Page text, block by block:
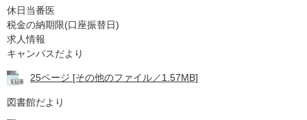
休日当番医
税金の納期限(口座振替日)
求人情報
キャンパスだより
25ページ [その他のファイル／1.57MB]
図書館だより